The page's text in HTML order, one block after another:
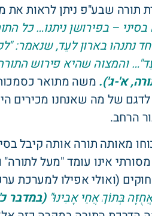
תורה שבע"פ ניתן לראות
– בפירושן ניתנו… כל
נתנהו בארון לעֵד, שנאמר:
והמצוה שהיא פירוש
א'-ג'). משה מתואר
של מה שאנחנו מכירים
הרחב.
מאותה תורה אותה קיבל
אינו עומד "מעל
(ואולי אפילו למערכת
בְּתוֹךְ אֲחֵי אָבִינוּ"(במדבר